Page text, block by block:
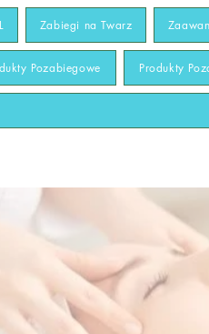
Zabiegi na Twarz
Pozabiegowe Produkty